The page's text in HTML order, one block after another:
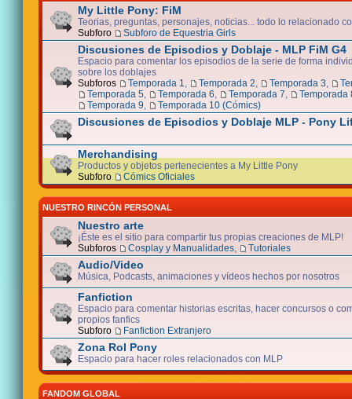
My Little Pony: FiM
Teorias, preguntas, personajes, noticias... todo lo relacionado
Subforo
Subforo de Equestria Girls
Discusiones de Episodios y Doblaje - MLP FiM G4
Espacio para comentar los episodios de la serie de forma
sobre los doblajes
Subforos
Temporada 1 Temporada 2 Temporada 3
Temporada 5
Temporada 6 Temporada 7
Temporada
Temporada 9
Temporada 10 (Cómics)
Discusiones de Episodios y Doblaje MLP - Pony
Merchandising
Productos y objetos pertenecientes a My Little Pony
Subforo
Cómics Oficiales
NUESTRO RINCÓN PERSONAL
Nuestro arte
¡Éste es el sitio para compartir tus propias creaciones de MLP!
Subforos
Cosplay y Manualidades Tutoriales
Audio/Video
Música, Podcasts, animaciones y vídeos hechos por nosotros
Fanfiction
Espacio para comentar historias escritas, hacer concursos o
propios fanfics
Subforo
Fanfiction Extranjero
Zona Rol Pony
Espacio para hacer roles relacionados con MLP
FANDOM GLOBAL